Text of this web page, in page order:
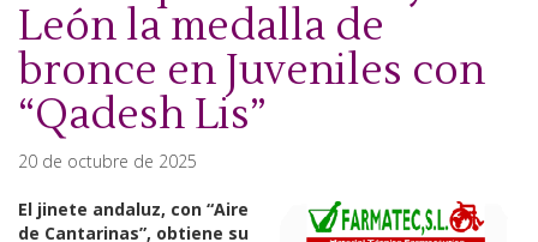
León la medalla de
bronce en Juveniles con
“Qadesh Lis”
20 de octubre de 2025
El jinete andaluz, con “Aire
de Cantarinas”, obtiene su